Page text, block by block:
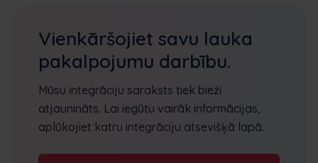
Vienkāršojiet savu lauka
pakalpojumu darbību.
Mūsu integrāciju saraksts tiek bieži
atjaunināts. Lai iegūtu vairāk informācijas,
aplūkojiet katru integrāciju atsevišķā lapā.